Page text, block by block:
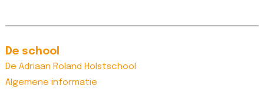
De school
De Adriaan Roland Holstschool
Algemene informatie